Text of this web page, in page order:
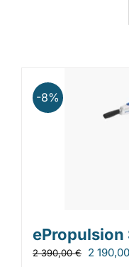
Rahoitus
-8%
ePropulsion
2 390,00€ 2 190,00